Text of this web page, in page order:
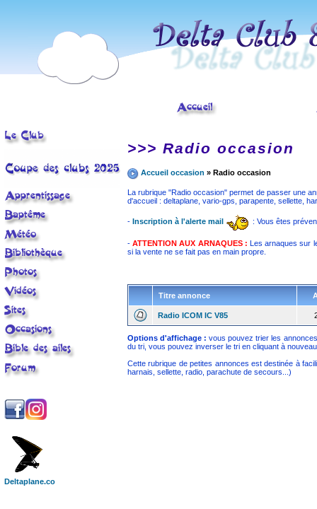
Deltaplane.co
>>> Radio occasion
Accueil occasion » Radio occasion
La rubrique "Radio occasion" permet de passer une
d'accueil : deltaplane, vario-gps, parapente, sellette,
- Inscription à l'alerte mail : Vous êtes
-ATTENTION AUX ARNAQUES :
Les arnaques sur
si la vente ne se fait pas en main propre.
Titre annonce
Radio ICOM IC V85
Options d'affichage :vous pouvez trier les
du tri, vous pouvez inverser le tri en cliquant à
Cette rubrique de petites annonces est destinée à
harnais, sellette, radio, parachute de secours...)